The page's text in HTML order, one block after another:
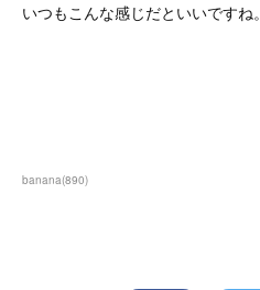
いつもこんな感じだといいですね。
banana(890)